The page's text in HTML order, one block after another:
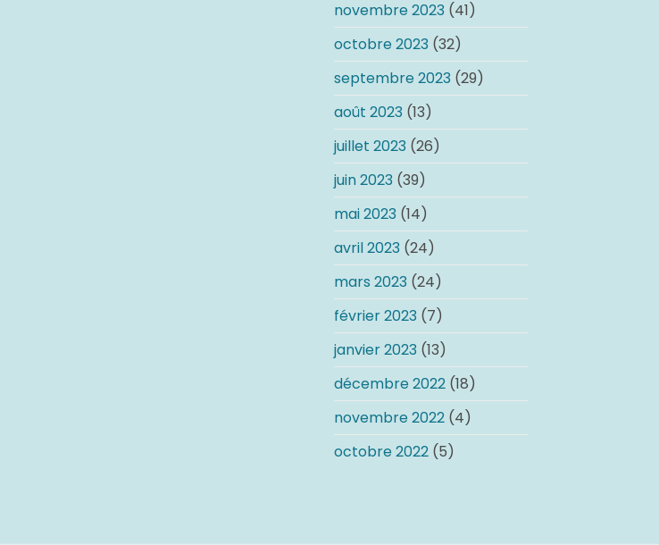
novembre 2023 (41)
octobre 2023 (32)
septembre 2023 (29)
août 2023 (13)
juillet 2023 (26)
juin 2023 (39)
mai 2023 (14)
avril 2023 (24)
mars 2023 (24)
février 2023 (7)
janvier 2023 (13)
décembre 2022(18)
novembre 2022(4)
octobre 2022(5)